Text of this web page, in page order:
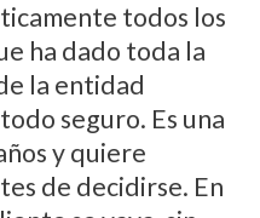
todos los
ha dado toda la
la entidad
seguro. Es una
y quiere
de decidirse. En